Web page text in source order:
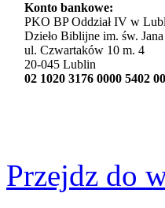
Konto bankowe:
PKO BP Oddział IV w
Dzieło Biblijne im. św.
ul. Czwartaków 10 m. 4
20-045 Lublin
02 1020 3176 0000 5402
Przejdz do